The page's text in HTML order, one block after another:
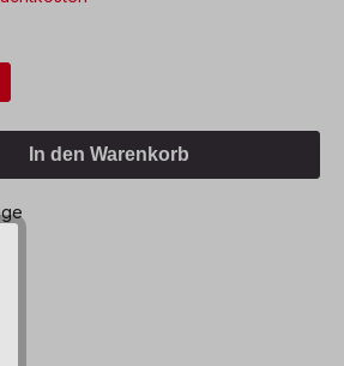
gewünschten Wert
In den Warenkorb